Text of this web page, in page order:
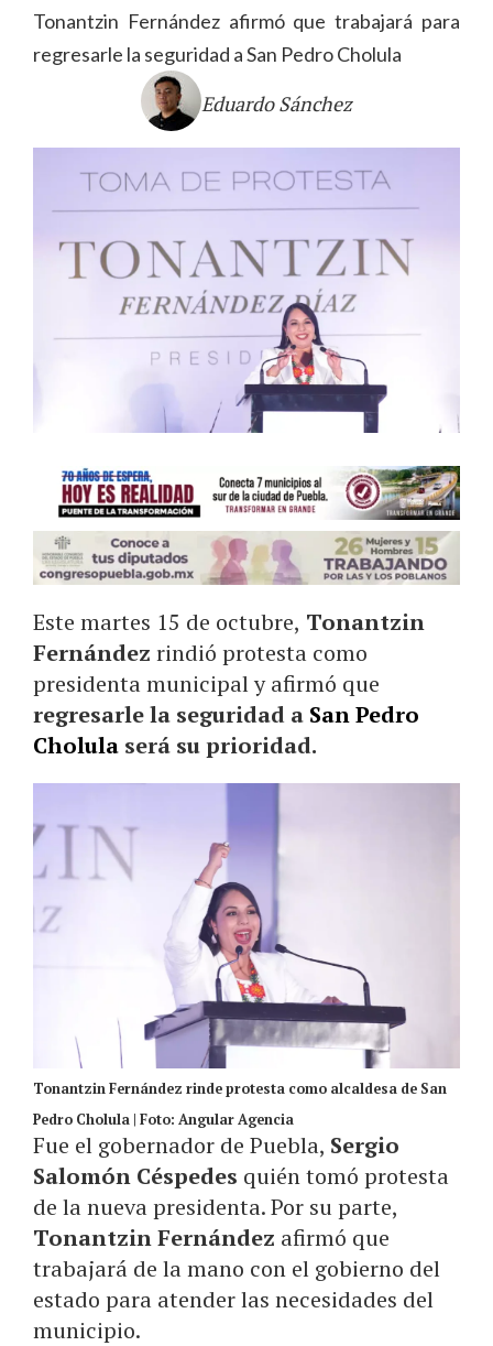
Tonantzin Fernández afirmó que trabajará para
regresarle la seguridad a San Pedro Cholula
Eduardo Sánchez
Este martes 15 de octubre, Tonantzin
Fernández rindió protesta como
presidenta municipal y afirmó que
regresarle la seguridad a San Pedro
Cholula será su prioridad.
Tonantzin Fernández rinde protesta como alcaldesa de San
Pedro Cholula | Foto: Angular Agencia
Fue el gobernador de Puebla, Sergio
Salomón Céspedes quién tomó protesta
de la nueva presidenta. Por su parte,
Tonantzin Fernández afirmó que
trabajará de la mano con el gobierno del
estado para atender las necesidades del
municipio.